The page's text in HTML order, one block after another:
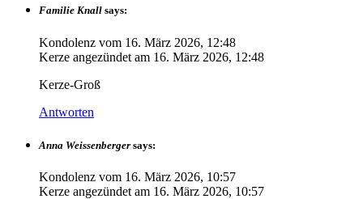
Familie Knall says:
Kondolenz vom 16. März 2026, 12:48
Kerze angezündet am 16. März 2026, 12:48
Kerze-Groß
Antworten
Anna Weissenberger says:
Kondolenz vom 16. März 2026, 10:57
Kerze angezündet am 16. März 2026, 10:57